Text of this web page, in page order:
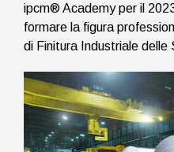
ipcm® Academy per il
formare la figura
di Finitura Industriale delle